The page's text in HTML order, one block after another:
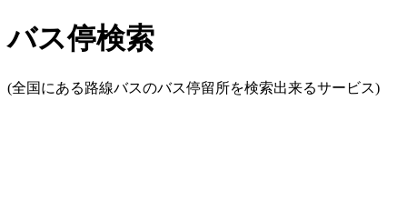
バス停検索
(全国にある路線バスのバス停留所を検索出来るサービス)